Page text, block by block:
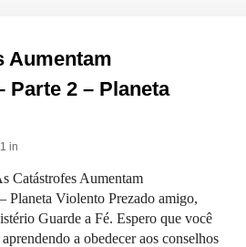
Aumentam
Parte 2 – Planeta
in
Catástrofes Aumentam
Planeta Violento Prezado amigo,
Guarde a Fé. Espero que você
a obedecer aos conselhos